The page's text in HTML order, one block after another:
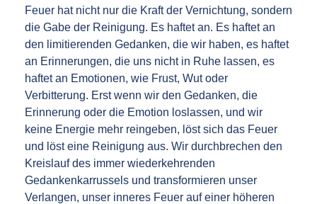
Feuer hat nicht nur die Kraft der Vernichtung, sondern
die Gabe der Reinigung. Es haftet an. Es haftet an
den limitierenden Gedanken, die wir haben, es haftet
an Erinnerungen, die uns nicht in Ruhe lassen, es
haftet an Emotionen, wie Frust, Wut oder
Verbitterung. Erst wenn wir den Gedanken, die
Erinnerung oder die Emotion loslassen, und wir
keine Energie mehr reingeben, löst sich das Feuer
und löst eine Reinigung aus. Wir durchbrechen den
Kreislauf des immer wiederkehrenden
Gedankenkarrussels und transformieren unser
Verlangen, unser inneres Feuer auf einer höheren